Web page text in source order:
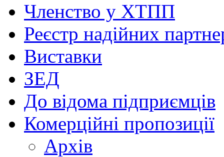
Членство у ХТПП
Реєстр надійних
Виставки
ЗЕД
До відома підприємців
Комерційні пропозиції
Архів